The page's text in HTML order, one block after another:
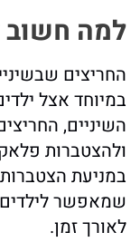
למה חשוב
החריצים
במיוחד אצל
השיניים,
ולהצטברות
במניעת
שמאפשר לילדים
לאורך זמן.